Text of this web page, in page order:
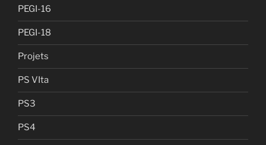
PEGI-16
PEGI-18
Projets
PS VIta
PS3
PS4